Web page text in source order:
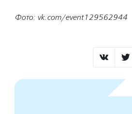
Фото: vk.com/event129562944